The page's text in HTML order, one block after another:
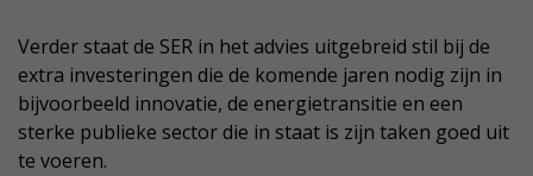
Verder staat de SER in het advies uitgebreid stil bij de
extra investeringen die de komende jaren nodig zijn in
bijvoorbeeld innovatie, de energietransitie en een
sterke publieke sector die in staat is zijn taken goed uit
te voeren.